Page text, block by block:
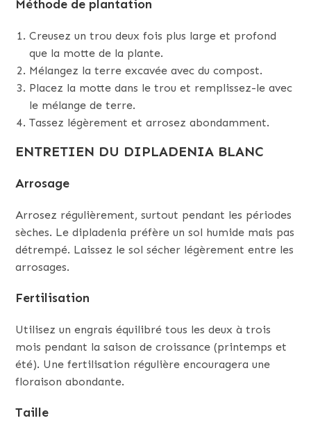
Méthode de plantation
Creusez un trou deux fois plus large et profond
que la motte de la plante.
Mélangez la terre excavée avec du compost.
Placez la motte dans le trou et remplissez-le avec
le mélange de terre.
Tassez légèrement et arrosez abondamment.
ENTRETIEN DU DIPLADENIA BLANC
Arrosage
Arrosez régulièrement, surtout pendant les périodes
sèches. Le dipladenia préfère un sol humide mais pas
détrempé. Laissez le sol sécher légèrement entre les
arrosages.
Fertilisation
Utilisez un engrais équilibré tous les deux à trois
mois pendant la saison de croissance (printemps et
été). Une fertilisation régulière encouragera une
floraison abondante.
Taille